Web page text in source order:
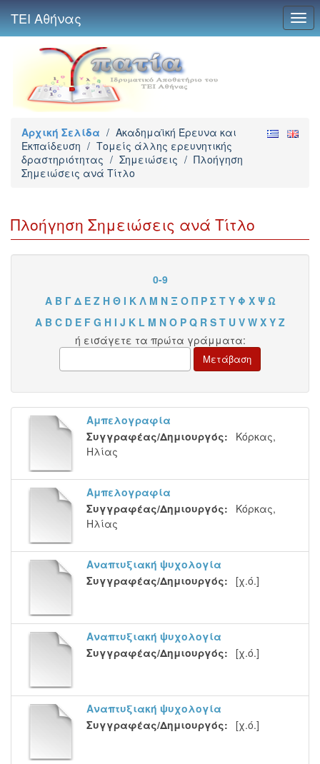
ΤΕΙ Αθήνας
Αρχική Σελίδα / Ακαδημαϊκή Έρευνα και
Εκπαίδευση / Τομείς άλλης ερευνητικής
δραστηριότητας / Σημειώσεις / Πλοήγηση
Σημειώσεις ανά Τίτλο
Πλοήγηση Σημειώσεις ανά Τίτλο
0-9
Α Β Γ Δ Ε Ζ Η Θ Ι Κ Λ Μ Ν Ξ Ο Π Ρ Σ Τ Υ Φ Χ Ψ Ω
A B C D E F G H I J K L M N O P Q R S T U V W X Y Z
ή εισάγετε τα πρώτα γράμματα:
Αμπελογραφία
Συγγραφέας/Δημιουργός:
Κόρκας,
Ηλίας
Αμπελογραφία
Συγγραφέας/Δημιουργός:
Κόρκας,
Ηλίας
Αναπτυξιακή ψυχολογία
Συγγραφέας/Δημιουργός:
[χ.ό.]
Αναπτυξιακή ψυχολογία
Συγγραφέας/Δημιουργός:
[χ.ό.]
Αναπτυξιακή ψυχολογία
Συγγραφέας/Δημιουργός:
[χ.ό.]